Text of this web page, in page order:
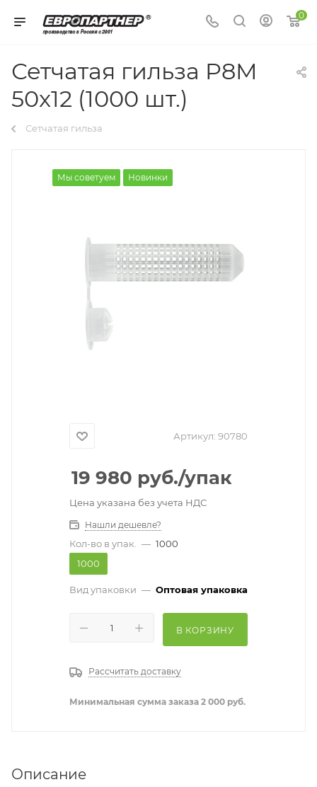
0
Сетчатая гильза P8M
50x12 (1000 шт.)
Сетчатая гильза
Мы советуем Новинки
Артикул: 90780
19 980 руб./упак
Цена указана без учета НДС
Нашли дешевле?
Кол-во в упак. — 1000
1000
Вид упаковки — Оптовая упаковка
В КОРЗИНУ
Рассчитать доставку
Минимальная сумма заказа 2 000 руб.
Описание